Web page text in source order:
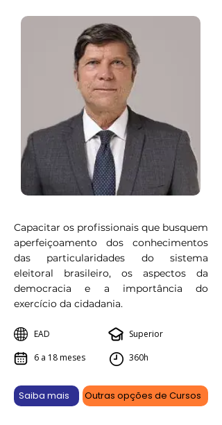
Capacitar os profissionais que busquem
aperfeiçoamento dos conhecimentos
das particularidades do sistema
eleitoral brasileiro, os aspectos da
democracia e a importância do
exercício da cidadania.
EAD
6 a 18 meses
Superior
360h
Saiba mais Outras opções de Cursos